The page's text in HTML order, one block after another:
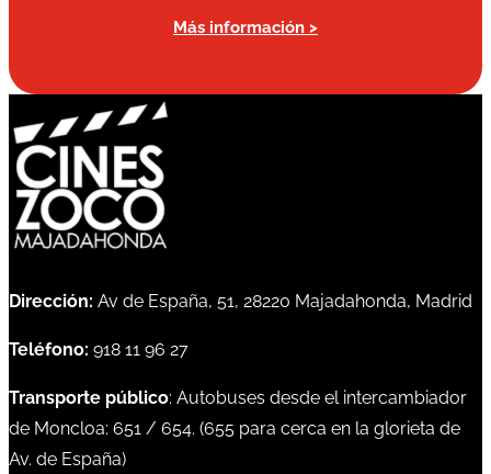
Más información >
Dirección: Av de España, 51, 28220 Majadahonda, Madrid
Teléfono: 918 11 96 27
Transporte público: Autobuses desde el intercambiador
de Moncloa: 651 / 654. (655 para cerca en la glorieta de
Av. de España)